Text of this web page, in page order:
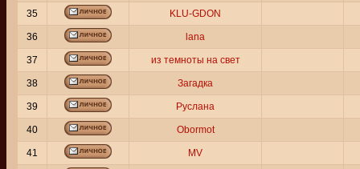
35 KLU-GDON
36 lana
37 из темноты на свет
38 Загадка
39 Руслана
40 Obormot
41 MV